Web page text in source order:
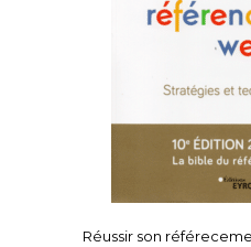
Réussir son